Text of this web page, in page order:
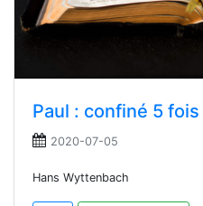
Paul : confiné 5 fois
2020-07-05
Hans Wyttenbach